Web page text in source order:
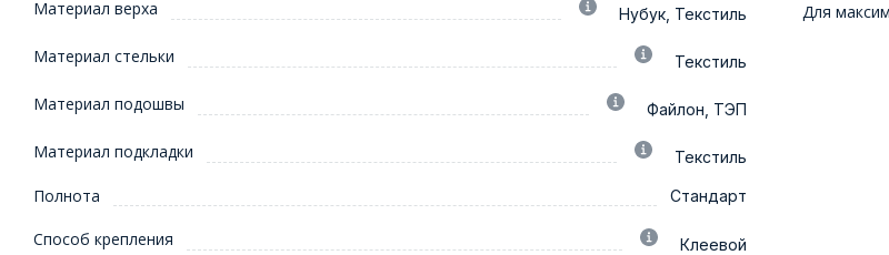
Материал верха Нубук, Текстиль
Материал стельки Текстиль
Материал подошвы Файлон, ТЭП
Материал подкладки Текстиль
Полнота Стандарт
Способ крепления Клеевой
Для